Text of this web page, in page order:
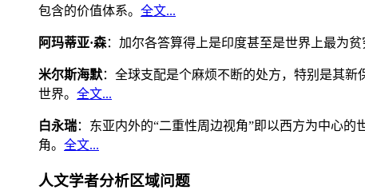
包含的价值体系。 全文...
阿玛蒂亚·森：加尔各答算得上是印度甚至是世界上最为
米尔斯海默：全球支配是个麻烦不断的处方，特别是其
世界。 全文...
白永瑞：东亚内外的“二重性周边视角”即以西方为中心
角。 全文...
人文学者分析区域问题